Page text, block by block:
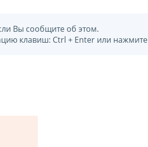
Вы сообщите об этом.
клавиш: Ctrl + Enter или нажмите